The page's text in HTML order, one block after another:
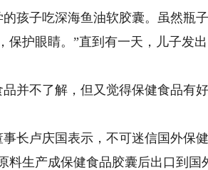
子吃深海鱼油软胶囊。虽然瓶子
护眼睛。”直到有一天，儿子发
不了解，但又觉得保健食品有
卢庆国表示，不可迷信国外保健
生产成保健食品胶囊后出口到国